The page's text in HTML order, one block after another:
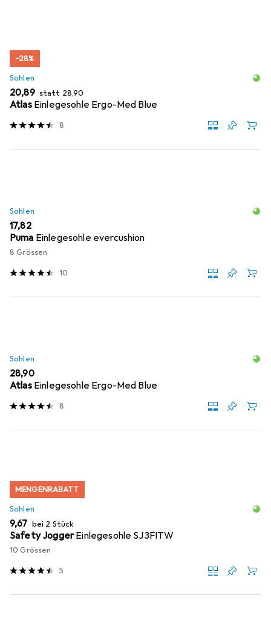
−28%
Sohlen
EUR
20,89 statt EUR
28,90
Atlas Einlegesohle Ergo-Med Blue
8
Sohlen
EUR
17,82
Puma Einlegesohle evercushion
8 Grössen
10
Sohlen
EUR
28,90
Atlas Einlegesohle Ergo-Med Blue
8
MENGENRABATT
Sohlen
EUR
9,67 bei 2 Stück
Safety JoggerEinlegesohle SJ3FITW
10 Grössen
5